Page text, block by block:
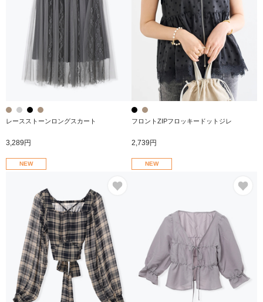
レースストーンロングスカート
3,289円
フロントZIPフロッキードットジレ
2,739円
NEW NEW